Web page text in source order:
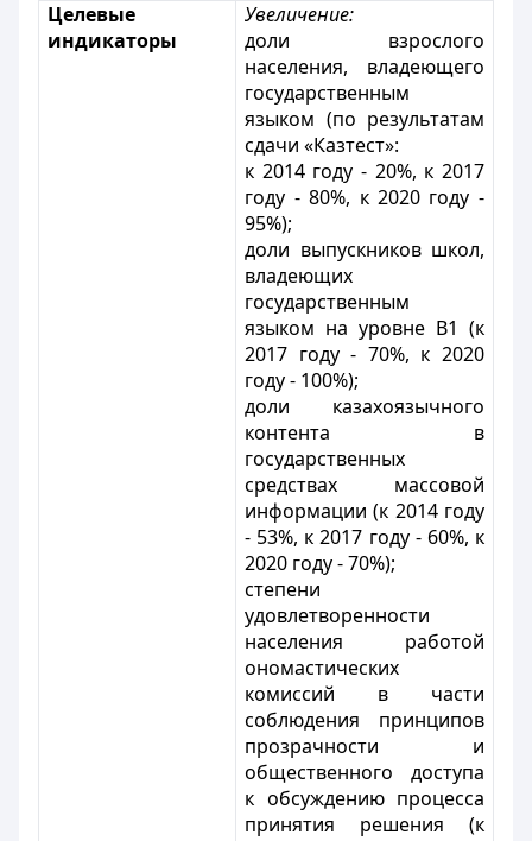
Целевые
индикаторы
Увеличение:
доли взрослого
населения, владеющего
государственным
языком (по результатам
сдачи «Казтест»:
к 2014 году - 20%, к 2017
году - 80%, к 2020 году -
95%);
доли выпускников школ,
владеющих
государственным
языком на уровне В1 (к
2017 году - 70%, к 2020
году - 100%);
доли казахоязычного
контента в
государственных
средствах массовой
информации (к 2014 году
- 53%, к 2017 году - 60%, к
2020 году - 70%);
степени
удовлетворенности
населения работой
ономастических
комиссий в части
соблюдения принципов
прозрачности и
общественного доступа
к обсуждению процесса
принятия решения (к